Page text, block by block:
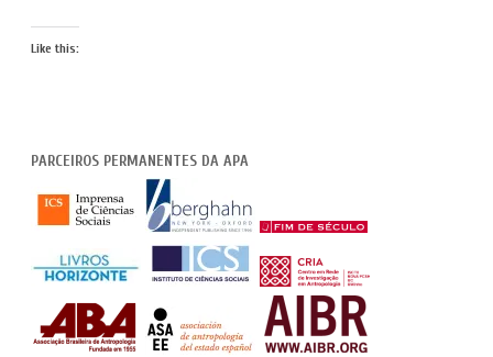
Like this:
PARCEIROS PERMANENTES DA APA